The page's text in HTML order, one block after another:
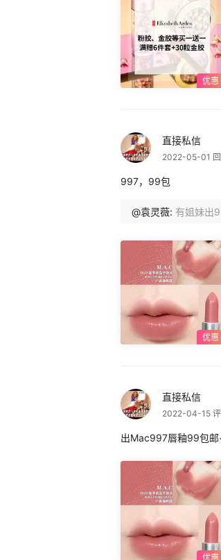
直接私信
2022-05-01
997，99包
@袁灵薇: 有姐妹出
直接私信
2022-04-15
出Mac997唇釉99包